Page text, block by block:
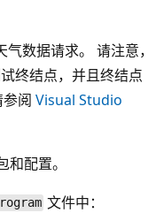
数据请求。 请注意，
终结点，并且终结点
阅 Visual Studio
和配置。
文件中：